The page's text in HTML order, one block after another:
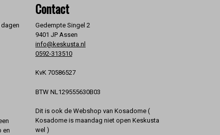
en
Contact
Gedempte Singel 2
9401 JP Assen
info@keskusta.nl
0592-313510
KvK 70586527
BTW NL129555630B03
Dit is ook de Webshop van Kosadome (
Kosadome is maandag niet open Keskusta
wel )